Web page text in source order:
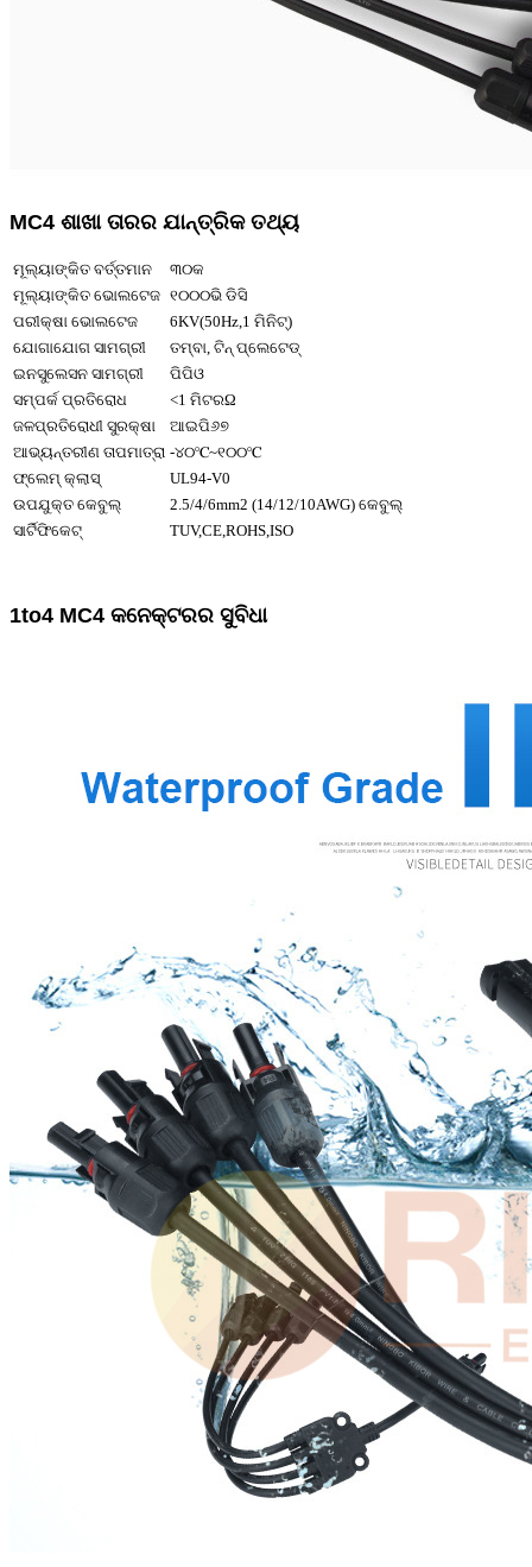
MC4 ଶାଖା ତାରର ଯାନ୍ତ୍ରିକ ତଥ୍ୟ
ମୂଲ୍ୟାଙ୍କିତ ବର୍ତ୍ତମାନ
୩୦କ
ମୂଲ୍ୟାଙ୍କିତ ଭୋଲଟେଜ ୧୦୦୦ଭି ଡିସି
ପରୀକ୍ଷା ଭୋଲଟେଜ
6KV(50Hz,1 ମିନିଟ୍)
ଯୋଗାଯୋଗ ସାମଗ୍ରୀ
ତମ୍ବା, ଟିନ୍ ପ୍ଲେଟେଡ୍
ଇନସୁଲେସନ ସାମଗ୍ରୀ
ପିପିଓ
ସମ୍ପର୍କ ପ୍ରତିରୋଧ
<1 ମିଟରΩ
ଜଳପ୍ରତିରୋଧୀ ସୁରକ୍ଷା
ଆଇପି୬୭
ଆଭ୍ୟନ୍ତରୀଣ ତାପମାତ୍ରା -୪୦℃~୧୦୦℃
ଫ୍ଲେମ୍ କ୍ଲାସ୍
UL94-V0
ଉପଯୁକ୍ତ କେବୁଲ୍
2.5/4/6mm2 (14/12/10AWG) କେବୁଲ୍
ସାର୍ଟିଫିକେଟ୍
TUV,CE,ROHS,ISO
1to4 MC4 କନେକ୍ଟରର ସୁବିଧା